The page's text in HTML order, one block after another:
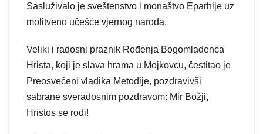
Sasluživalo je sveštenstvo i monaštvo Eparhije uz
molitveno učešće vjernog naroda.
Veliki i radosni praznik Rođenja Bogomladenca
Hrista, koji je slava hrama u Mojkovcu, čestitao je
Preosvećeni vladika Metodije, pozdravivši
sabrane sveradosnim pozdravom: Mir Božji,
Hristos se rodi!